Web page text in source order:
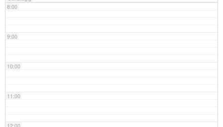
8:00
9:00
10:00
11:00